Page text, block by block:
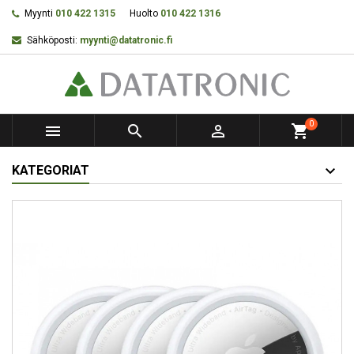
Myynti 010 422 1315 Huolto 010 422 1316
Sähköposti: myynti@datatronic.fi
   shopping_cart0
KATEGORIAT